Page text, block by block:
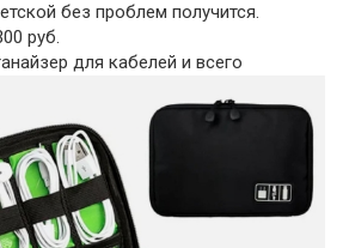
без проблем получится.
руб.
для кабелей и всего